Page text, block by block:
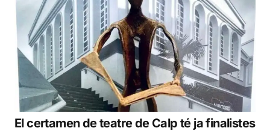
El certamen de teatre de Calp té ja finalistes